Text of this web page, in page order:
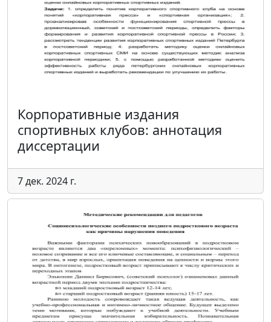
Корпоративные издания
спортивных клубов: аннотация
диссертации
7 дек. 2024 г.